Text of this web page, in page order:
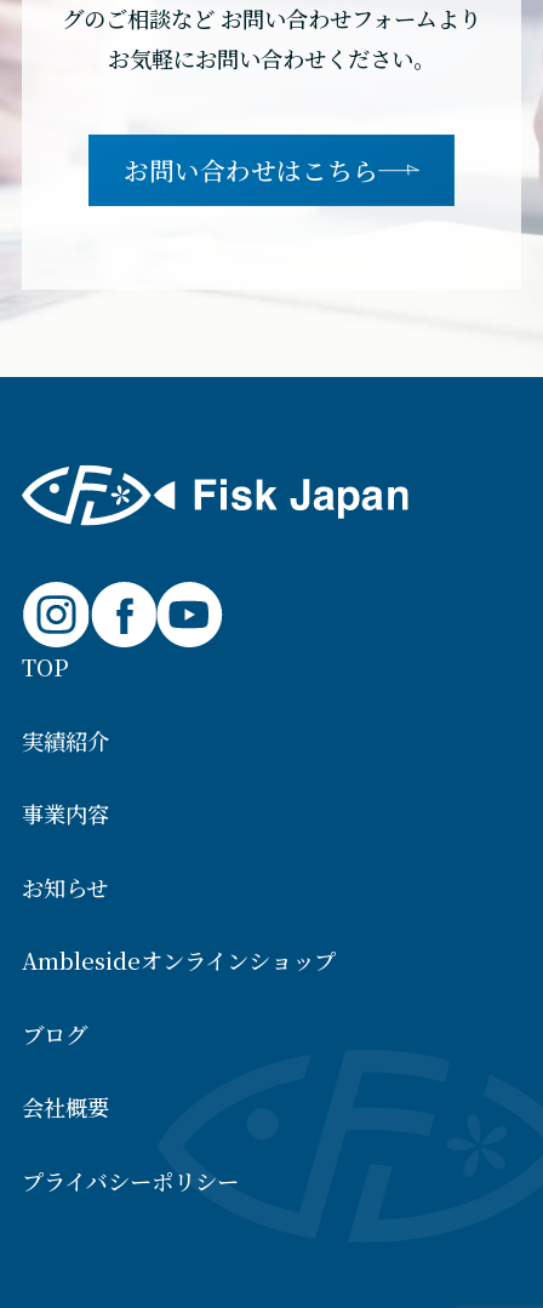
グのご相談など お問い合わせフォームより
お気軽にお問い合わせください。
お問い合わせはこちら
TOP
実績紹介
事業内容
お知らせ
Amblesideオンラインショップ
ブログ
会社概要
プライバシーポリシー